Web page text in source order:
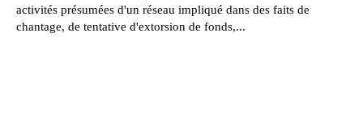
activités présumées d'un réseau impliqué dans des faits de
chantage, de tentative d'extorsion de fonds,...